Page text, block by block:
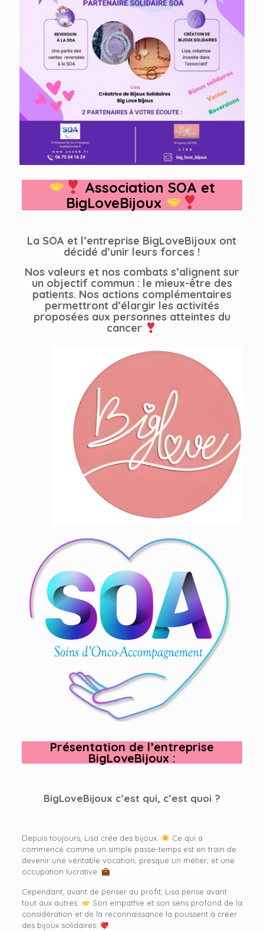
Association SOA et
BigLoveBijoux
La SOA et l’entreprise BigLoveBijoux ont
décidé d’unir leurs forces !
Nos valeurs et nos combats s’alignent sur
un objectif commun : le mieux-être des
patients. Nos actions complémentaires
permettront d’élargir les activités
proposées aux personnes atteintes du
cancer
Présentation de l’entreprise
BigLoveBijoux :
BigLoveBijoux c’est qui, c’est quoi ?
Depuis toujours, Lisa crée des bijoux.
Ce qui a
commencé comme un simple passe-temps est en train de
devenir une véritable vocation, presque un métier, et une
occupation lucrative.
Cependant, avant de penser au profit, Lisa pense avant
tout aux autres.
Son empathie et son sens profond de la
considération et de la reconnaissance la poussent à créer
des bijoux solidaires.